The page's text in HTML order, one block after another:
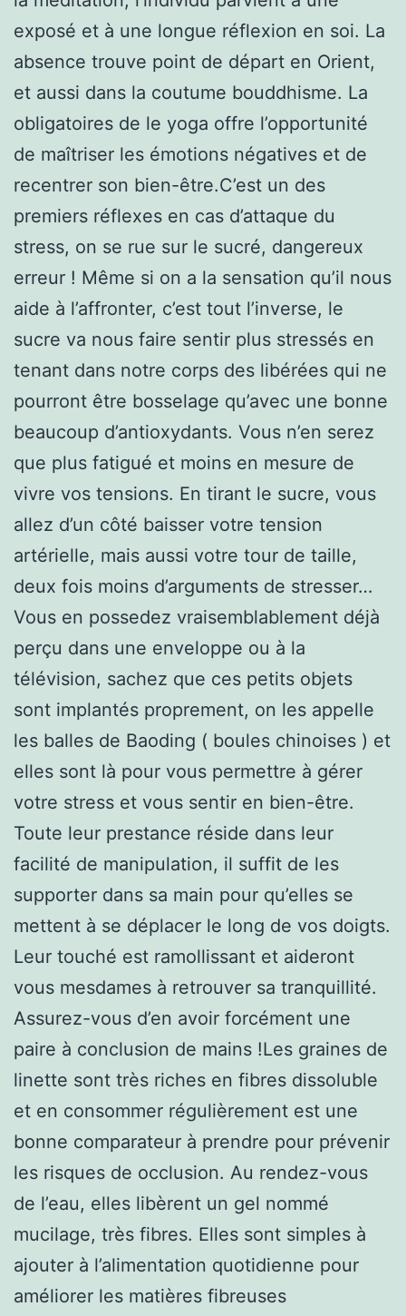
exposé et à une longue réflexion en soi. La
absence trouve point de départ en Orient,
et aussi dans la coutume bouddhisme. La
obligatoires de le yoga offre l’opportunité
de maîtriser les émotions négatives et de
recentrer son bien-être.C’est un des
premiers réflexes en cas d’attaque du
stress, on se rue sur le sucré, dangereux
erreur ! Même si on a la sensation qu’il nous
aide à l’affronter, c’est tout l’inverse, le
sucre va nous faire sentir plus stressés en
tenant dans notre corps des libérées qui ne
pourront être bosselage qu’avec une bonne
beaucoup d’antioxydants. Vous n’en serez
que plus fatigué et moins en mesure de
vivre vos tensions. En tirant le sucre, vous
allez d’un côté baisser votre tension
artérielle, mais aussi votre tour de taille,
deux fois moins d’arguments de stresser…
Vous en possedez vraisemblablement déjà
perçu dans une enveloppe ou à la
télévision, sachez que ces petits objets
sont implantés proprement, on les appelle
les balles de Baoding ( boules chinoises ) et
elles sont là pour vous permettre à gérer
votre stress et vous sentir en bien-être.
Toute leur prestance réside dans leur
facilité de manipulation, il suffit de les
supporter dans sa main pour qu’elles se
mettent à se déplacer le long de vos doigts.
Leur touché est ramollissant et aideront
vous mesdames à retrouver sa tranquillité.
Assurez-vous d’en avoir forcément une
paire à conclusion de mains !Les graines de
linette sont très riches en fibres dissoluble
et en consommer régulièrement est une
bonne comparateur à prendre pour prévenir
les risques de occlusion. Au rendez-vous
de l’eau, elles libèrent un gel nommé
mucilage, très fibres. Elles sont simples à
ajouter à l’alimentation quotidienne pour
améliorer les matières fibreuses